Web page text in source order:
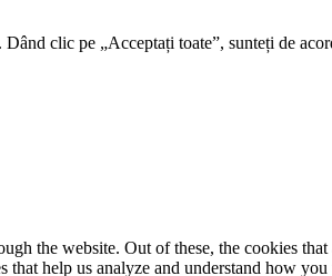
clic pe „Acceptați toate”, sunteți de
the website. Out of these, the cookies
help us analyze and understand how